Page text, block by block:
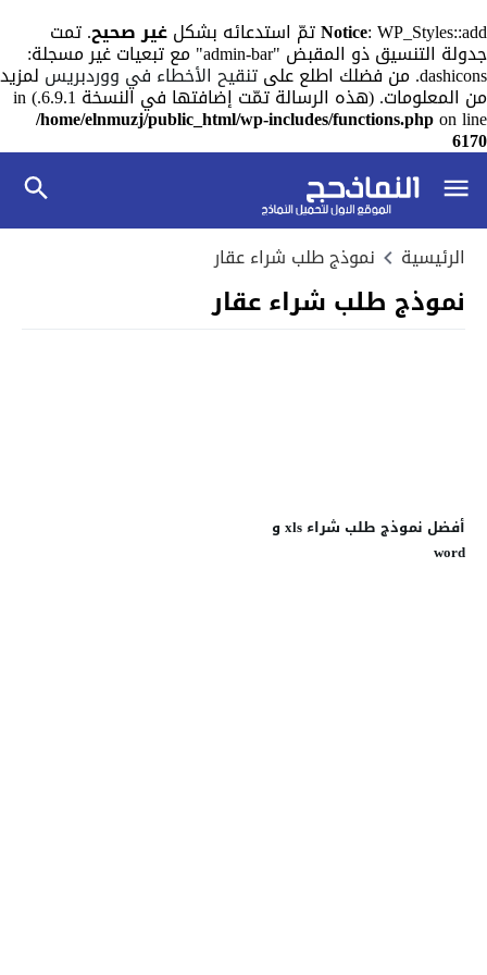
Notice: WP_Styles::add تمّ استدعائه بشكل غير صحيح. تمت
جدولة التنسيق ذو المقبض "admin-bar" مع تبعيات غير مسجلة:
dashicons. من فضلك اطلع على تنقيح الأخطاء في ووردبريس لمزيد
من المعلومات. (هذه الرسالة تمّت إضافتها في النسخة 6.9.1.) in
/home/elnmuzj/public_html/wp-includes/functions.phpon line
6170
الرئيسية نموذج طلب شراء عقار
نموذج طلب شراء عقار
أفضل نموذج طلب شراء xls و
word